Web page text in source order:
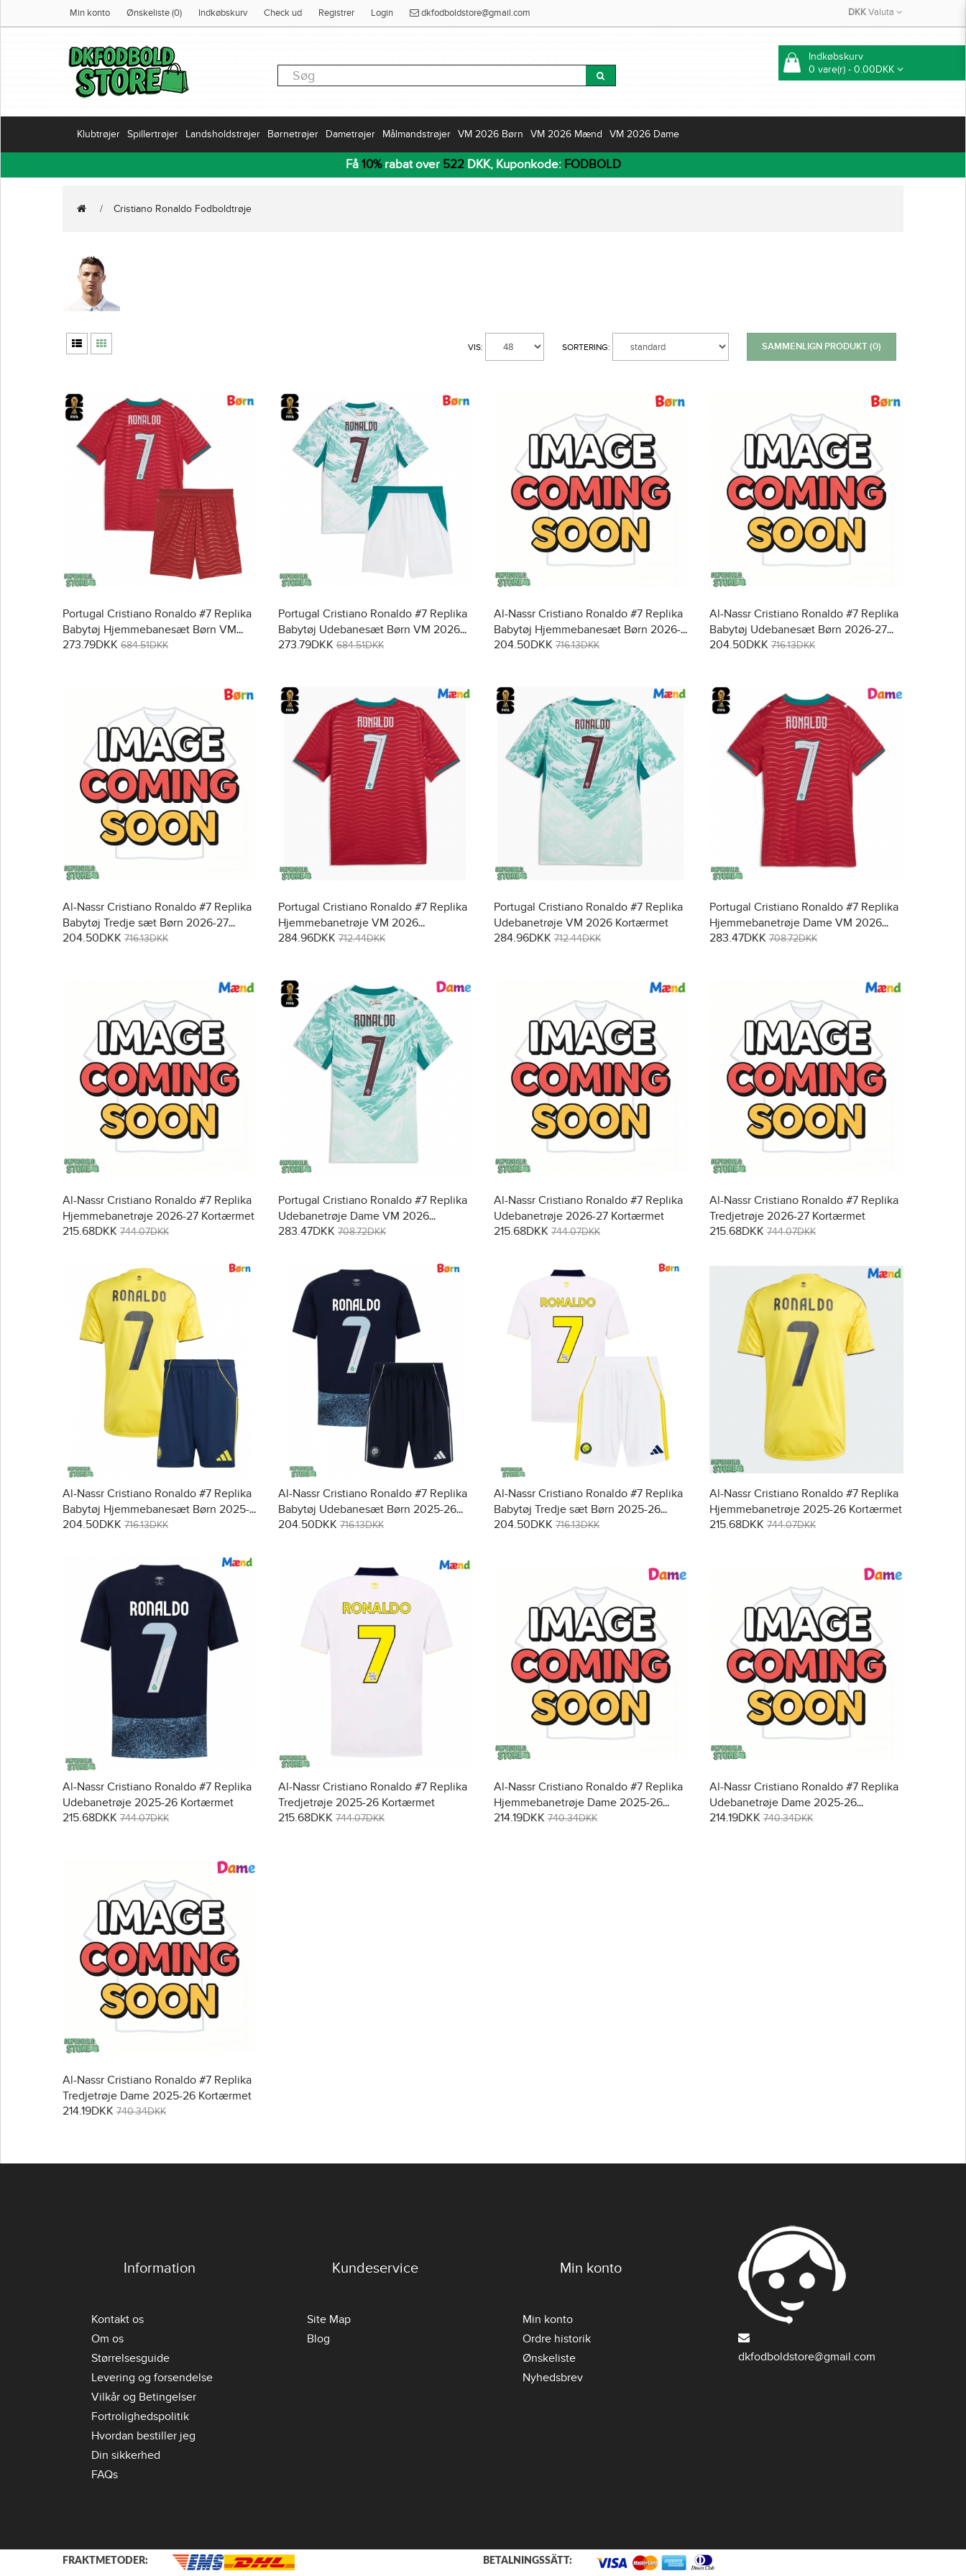
Min konto Ønskeliste (0) Indkøbskurv Check ud Registrer Login dkfodboldstore@gmail.com DKKValuta
Indkøbskurv
0 vare(r) - 0.00DKK
Klubtrøjer Spillertrøjer Landsholdstrøjer Børnetrøjer Dametrøjer Målmandstrøjer VM 2026 Børn VM 2026 Mænd VM 2026 Dame
Få 10%rabat over 522DKK, Kuponkode: FODBOLD
Cristiano Ronaldo Fodboldtrøje
SAMMENLIGN PRODUKT (0)
SORTERING:
VIS:
Portugal Cristiano Ronaldo #7 Replika
Babytøj Hjemmebanesæt Børn VM
2026 Kortærmet (+ Korte bukser)
273.79DKK 684.51DKK
Portugal Cristiano Ronaldo #7 Replika
Babytøj Udebanesæt Børn VM 2026
Kortærmet (+ Korte bukser)
273.79DKK 684.51DKK
Al-Nassr Cristiano Ronaldo #7 Replika
Babytøj Hjemmebanesæt Børn 2026-
27 Kortærmet (+ Korte bukser)
204.50DKK 716.13DKK
Al-Nassr Cristiano Ronaldo #7 Replika
Babytøj Udebanesæt Børn 2026-27
Kortærmet (+ Korte bukser)
204.50DKK 716.13DKK
Al-Nassr Cristiano Ronaldo #7 Replika
Babytøj Tredje sæt Børn 2026-27
Kortærmet (+ Korte bukser)
204.50DKK 716.13DKK
Portugal Cristiano Ronaldo #7 Replika
Hjemmebanetrøje VM 2026
Kortærmet
284.96DKK 712.44DKK
Portugal Cristiano Ronaldo #7 Replika
Udebanetrøje VM 2026 Kortærmet
284.96DKK 712.44DKK
Portugal Cristiano Ronaldo #7 Replika
Hjemmebanetrøje Dame VM 2026
Kortærmet
283.47DKK 708.72DKK
Al-Nassr Cristiano Ronaldo #7 Replika
Hjemmebanetrøje 2026-27 Kortærmet
215.68DKK 744.07DKK
Portugal Cristiano Ronaldo #7 Replika
Udebanetrøje Dame VM 2026
Kortærmet
283.47DKK 708.72DKK
Al-Nassr Cristiano Ronaldo #7 Replika
Udebanetrøje 2026-27 Kortærmet
215.68DKK 744.07DKK
Al-Nassr Cristiano Ronaldo #7 Replika
Tredjetrøje 2026-27 Kortærmet
215.68DKK 744.07DKK
Al-Nassr Cristiano Ronaldo #7 Replika
Babytøj Hjemmebanesæt Børn 2025-
26 Kortærmet (+ Korte bukser)
204.50DKK 716.13DKK
Al-Nassr Cristiano Ronaldo #7 Replika
Babytøj Udebanesæt Børn 2025-26
Kortærmet (+ Korte bukser)
204.50DKK 716.13DKK
Al-Nassr Cristiano Ronaldo #7 Replika
Babytøj Tredje sæt Børn 2025-26
Kortærmet (+ Korte bukser)
204.50DKK 716.13DKK
Al-Nassr Cristiano Ronaldo #7 Replika
Hjemmebanetrøje 2025-26 Kortærmet
215.68DKK 744.07DKK
Al-Nassr Cristiano Ronaldo #7 Replika
Udebanetrøje 2025-26 Kortærmet
215.68DKK 744.07DKK
Al-Nassr Cristiano Ronaldo #7 Replika
Tredjetrøje 2025-26 Kortærmet
215.68DKK 744.07DKK
Al-Nassr Cristiano Ronaldo #7 Replika
Hjemmebanetrøje Dame 2025-26
Kortærmet
214.19DKK 740.34DKK
Al-Nassr Cristiano Ronaldo #7 Replika
Udebanetrøje Dame 2025-26
Kortærmet
214.19DKK 740.34DKK
Al-Nassr Cristiano Ronaldo #7 Replika
Tredjetrøje Dame 2025-26 Kortærmet
214.19DKK 740.34DKK
Information
Kontakt os
Om os
Størrelsesguide
Levering og forsendelse
Vilkår og Betingelser
Fortrolighedspolitik
Hvordan bestiller jeg
Din sikkerhed
FAQs
Kundeservice
Site Map
Blog
Min konto
Min konto
Ordre historik
Ønskeliste
Nyhedsbrev
dkfodboldstore@gmail.com
FRAKTMETODER: BETALNINGSSÄTT: